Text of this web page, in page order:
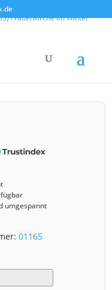
Frauenkirche im Winter
umgespannt
01165